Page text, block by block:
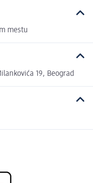
mestu
19, Beograd